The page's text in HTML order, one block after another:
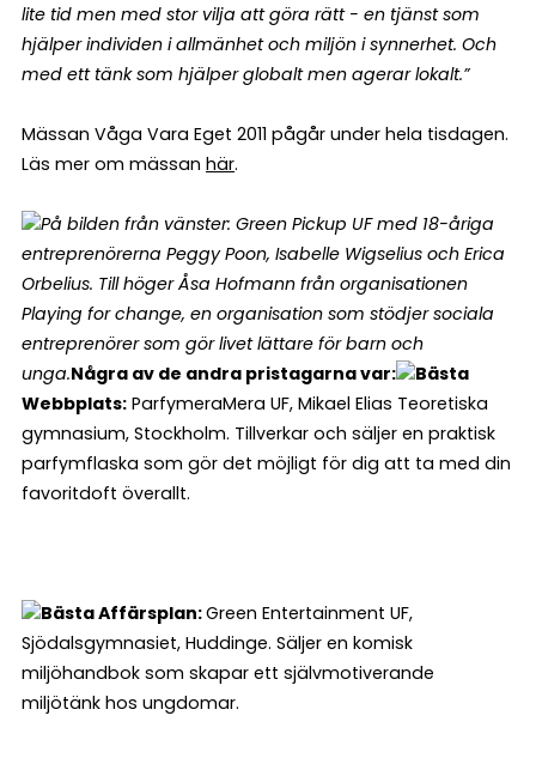
lite tid men med stor vilja att göra rätt - en tjänst som
hjälper individen i allmänhet och miljön i synnerhet. Och
med ett tänk som hjälper globalt men agerar lokalt.”
Mässan Våga Vara Eget 2011 pågår under hela tisdagen.
Läs mer om mässan här.
På bilden från vänster: Green Pickup UF med 18-åriga
entreprenörerna Peggy Poon, Isabelle Wigselius och Erica
Orbelius. Till höger Åsa Hofmann från organisationen
Playing for change, en organisation som stödjer sociala
entreprenörer som gör livet lättare för barn och
unga.Några av de andra pristagarna var:
Bästa
Webbplats: ParfymeraMera UF, Mikael Elias Teoretiska
gymnasium, Stockholm. Tillverkar och säljer en praktisk
parfymflaska som gör det möjligt för dig att ta med din
favoritdoft överallt.
Bästa Affärsplan:Green Entertainment UF,
Sjödalsgymnasiet, Huddinge. Säljer en komisk
miljöhandbok som skapar ett självmotiverande
miljötänk hos ungdomar.